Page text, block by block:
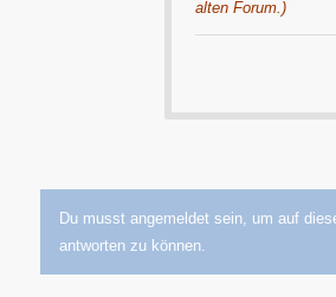
alten Forum.)
Du musst angemeldet sein, um auf
antworten zu können.